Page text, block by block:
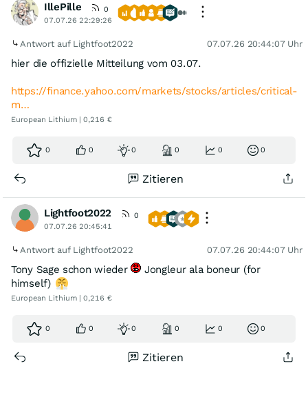
IllePille
0
07.07.26 22:29:26
Antwort auf Lightfoot2022 07.07.26 20:44:07 Uhr
hier die offizielle Mitteilung vom 03.07.
https://finance.yahoo.com/markets/stocks/articles/critical-
m…
European Lithium | 0,216 €
0 0 0 0 0 0
Zitieren
Lightfoot2022
0
07.07.26 20:45:41
Antwort auf Lightfoot2022 07.07.26 20:44:07 Uhr
Tony Sage schon wieder
Jongleur ala boneur (for
himself)
European Lithium | 0,216 €
0 0 0 0 0 0
Zitieren